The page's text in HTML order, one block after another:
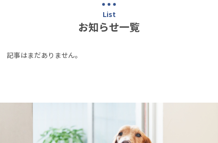
List
お知らせ一覧
記事はまだありません。